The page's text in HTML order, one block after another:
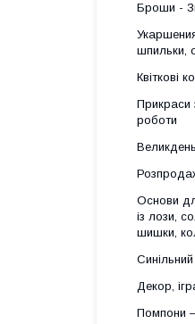
Броши -
шпильки,
Квіткові
Прикраси
роботи
Великдень
Основи
із лози,
шишки,
Синільний
Декор,
Помпони